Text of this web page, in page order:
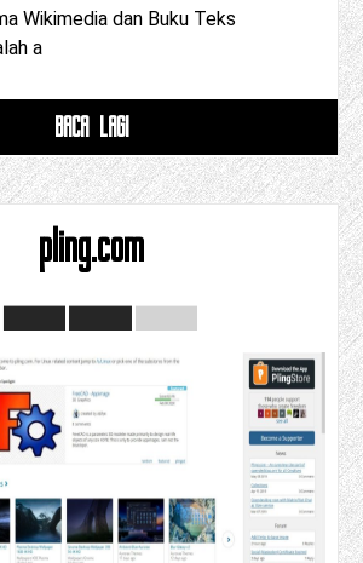
Wikimedia dan Buku Teks
a
BACA LAGI
pling.com